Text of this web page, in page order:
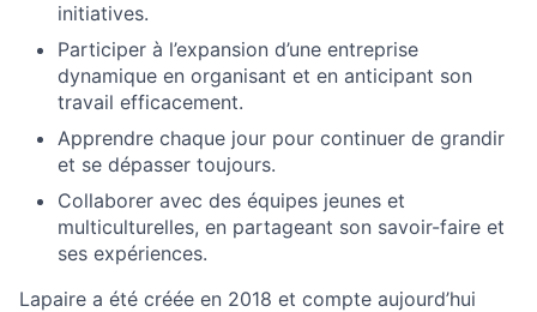
initiatives.
Participer à l’expansion d’une entreprise
dynamique en organisant et en anticipant son
travail efficacement.
Apprendre chaque jour pour continuer de grandir
et se dépasser toujours.
Collaborer avec des équipes jeunes et
multiculturelles, en partageant son savoir-faire et
ses expériences.
Lapaire a été créée en 2018 et compte aujourd’hui